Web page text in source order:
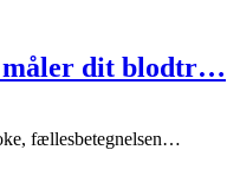
måler dit blodtr…
fællesbetegnelsen…